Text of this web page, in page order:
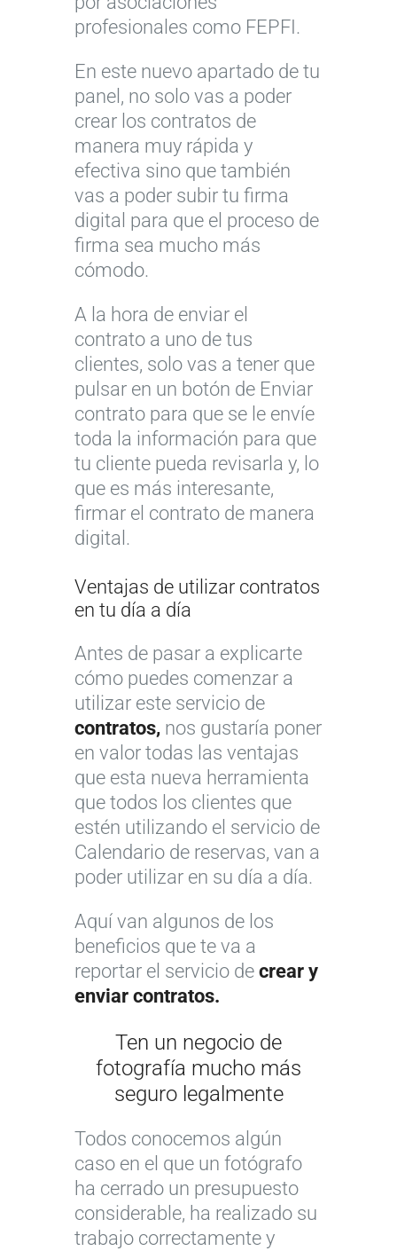
profesionales como FEPFI.
En este nuevo apartado de tu
panel, no solo vas a poder
crear los contratos de
manera muy rápida y
efectiva sino que también
vas a poder subir tu firma
digital para que el proceso de
firma sea mucho más
cómodo.
A la hora de enviar el
contrato a uno de tus
clientes, solo vas a tener que
pulsar en un botón de Enviar
contrato para que se le envíe
toda la información para que
tu cliente pueda revisarla y, lo
que es más interesante,
firmar el contrato de manera
digital.
Ventajas de utilizar contratos
en tu día a día
Antes de pasar a explicarte
cómo puedes comenzar a
utilizar este servicio de
contratos, nos gustaría poner
en valor todas las ventajas
que esta nueva herramienta
que todos los clientes que
estén utilizando el servicio de
Calendario de reservas, van a
poder utilizar en su día a día.
Aquí van algunos de los
beneficios que te va a
reportar el servicio de crear y
enviar contratos.
Ten un negocio de
fotografía mucho más
seguro legalmente
Todos conocemos algún
caso en el que un fotógrafo
ha cerrado un presupuesto
considerable, ha realizado su
trabajo correctamente y